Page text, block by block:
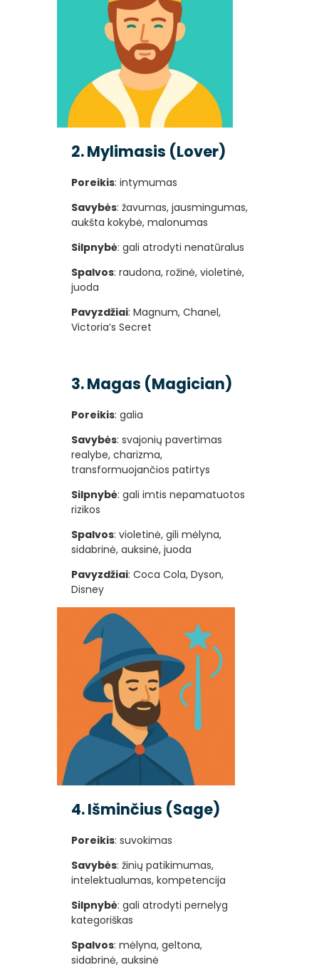
2. Mylimasis (Lover)
Poreikis: intymumas
Savybės: žavumas, jausmingumas,
aukšta kokybė, malonumas
Silpnybė: gali atrodyti nenatūralus
Spalvos: raudona, rožinė, violetinė,
juoda
Pavyzdžiai: Magnum, Chanel,
Victoria’s Secret
3. Magas (Magician)
Poreikis: galia
Savybės: svajonių pavertimas
realybe, charizma,
transformuojančios patirtys
Silpnybė: gali imtis nepamatuotos
rizikos
Spalvos: violetinė, gili mėlyna,
sidabrinė, auksinė, juoda
Pavyzdžiai: Coca Cola, Dyson,
Disney
4. Išminčius (Sage)
Poreikis: suvokimas
Savybės: žinių patikimumas,
intelektualumas, kompetencija
Silpnybė: gali atrodyti pernelyg
kategoriškas
Spalvos: mėlyna, geltona,
sidabrinė, auksinė